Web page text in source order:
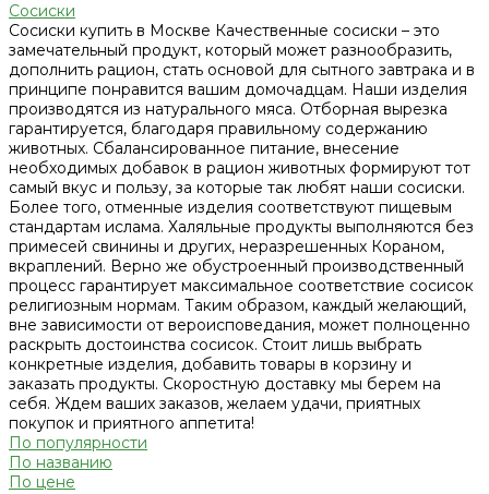
Сосиски
Сосиски купить в Москве Качественные сосиски – это
замечательный продукт, который может разнообразить,
дополнить рацион, стать основой для сытного завтрака и в
принципе понравится вашим домочадцам. Наши изделия
производятся из натурального мяса. Отборная вырезка
гарантируется, благодаря правильному содержанию
животных. Сбалансированное питание, внесение
необходимых добавок в рацион животных формируют тот
самый вкус и пользу, за которые так любят наши сосиски.
Более того, отменные изделия соответствуют пищевым
стандартам ислама. Халяльные продукты выполняются без
примесей свинины и других, неразрешенных Кораном,
вкраплений. Верно же обустроенный производственный
процесс гарантирует максимальное соответствие сосисок
религиозным нормам. Таким образом, каждый желающий,
вне зависимости от вероисповедания, может полноценно
раскрыть достоинства сосисок. Стоит лишь выбрать
конкретные изделия, добавить товары в корзину и
заказать продукты. Скоростную доставку мы берем на
себя. Ждем ваших заказов, желаем удачи, приятных
покупок и приятного аппетита!
По популярности
По названию
По цене